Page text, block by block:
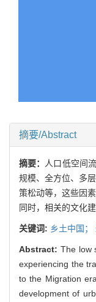
摘要/Abstract
摘要：
人口低空间
规模、全方位、多
策松动等，这些因
同时，相关的文化
关键词: 乡土中国；
Abstract: The low
experiencing the
to the Migration
development of